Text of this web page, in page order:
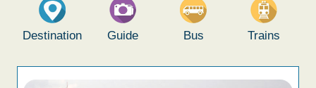
Destination Guide Bus Trains